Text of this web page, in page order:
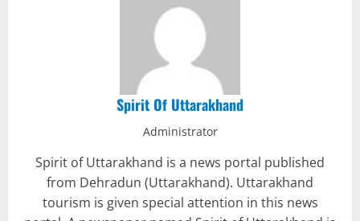
Spirit Of Uttarakhand
Administrator
Spirit of Uttarakhand is a news portal published
from Dehradun (Uttarakhand). Uttarakhand
tourism is given special attention in this news